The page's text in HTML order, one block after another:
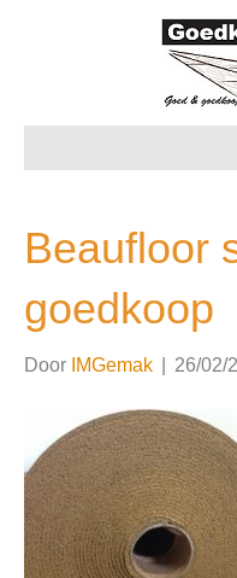
Beaufloor
goedkoop
Door IMGemak 26/02/